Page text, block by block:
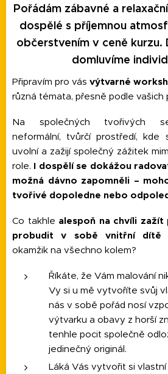
Pořádám zábavné a
dospělé s příjemnou
občerstvením v ceně kurzu.
domluvíme
Připravím pro vás výtvarné
různá témata, přesně podle vašich
Na společných tvořivých
neformální, tvůrčí prostředí, kde
uvolní a zažijí společný zážitek
role. I dospělí se dokážou
možná dávno zapomněli –
tvořivé dopoledne nebo
Co takhle alespoň na chvíli
probudit v sobě vnitřní dítě
okamžik na všechno kolem?
Říkáte, že Vám malování
Vy si u mě vytvoříte svůj
nás v sobě pořád nosí
výtvarku a obavy z horší
tenhle pocit společně
jedinečný originál.
Láká Vás vytvořit si